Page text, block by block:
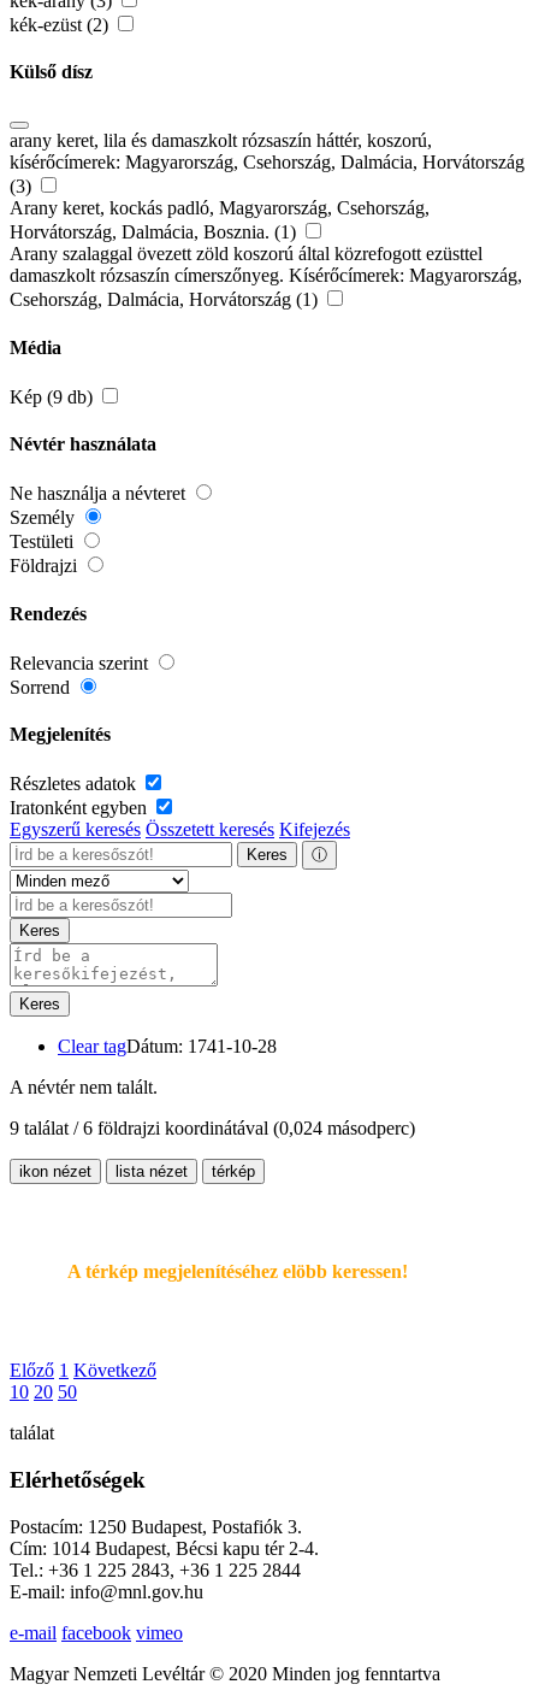
kék-ezüst (2)
Külső dísz
arany keret, lila és damaszkolt rózsaszín háttér, koszorú,
kísérőcímerek: Magyarország, Csehország, Dalmácia, Horvátország
(3)
Arany keret, kockás padló, Magyarország, Csehország,
Horvátország, Dalmácia, Bosznia. (1)
Arany szalaggal övezett zöld koszorú által közrefogott ezüsttel
damaszkolt rózsaszín címerszőnyeg. Kísérőcímerek: Magyarország,
Csehország, Dalmácia, Horvátország (1)
Média
Kép (9 db)
Névtér használata
Ne használja a névteret
Személy
Testületi
Földrajzi
Rendezés
Relevancia szerint
Sorrend
Megjelenítés
Részletes adatok
Iratonként egyben
Egyszerű keresés Összetett keresés Kifejezés
Keres ⓘ
Keres
Keres
Clear tagDátum: 1741-10-28
A névtér nem talált.
9 találat / 6 földrajzi koordinátával (0,024 másodperc)
ikon nézet lista nézet térkép
A térkép megjelenítéséhez elöbb keressen!
Előző 1 Következő
10 20 50
találat
Elérhetőségek
Postacím: 1250 Budapest, Postafiók 3.
Cím: 1014 Budapest, Bécsi kapu tér 2-4.
Tel.: +36 1 225 2843, +36 1 225 2844
E-mail: info@mnl.gov.hu
e-mail facebook vimeo
Magyar Nemzeti Levéltár © 2020 Minden jog fenntartva